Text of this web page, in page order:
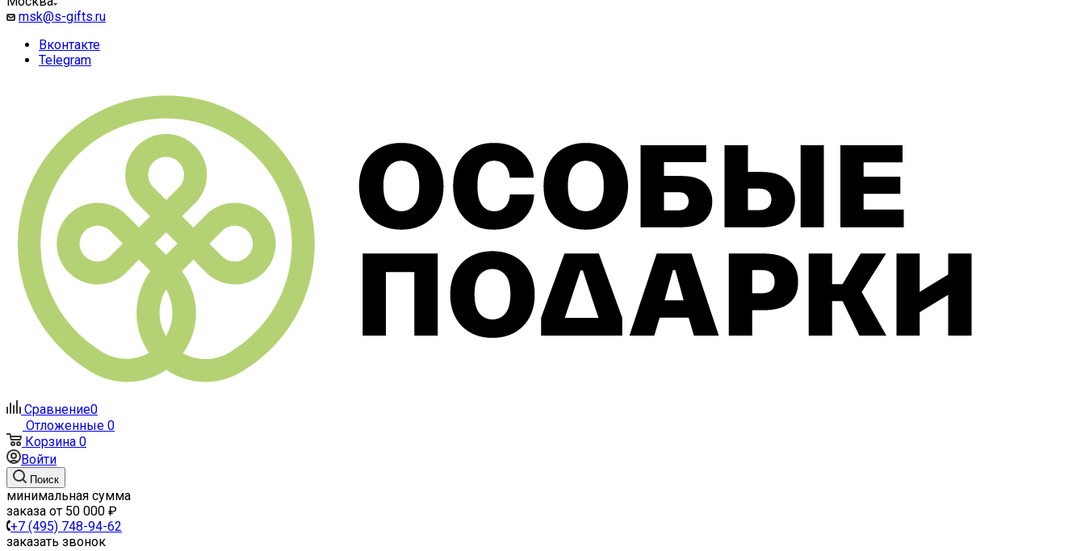
msk@s-gifts.ru
Вконтакте
Telegram
Сравнение0
Отложенные 0
Корзина 0
Войти
Поиск
минимальная сумма
заказа от 50 000 ₽
+7 (495) 748-94-62
заказать звонок